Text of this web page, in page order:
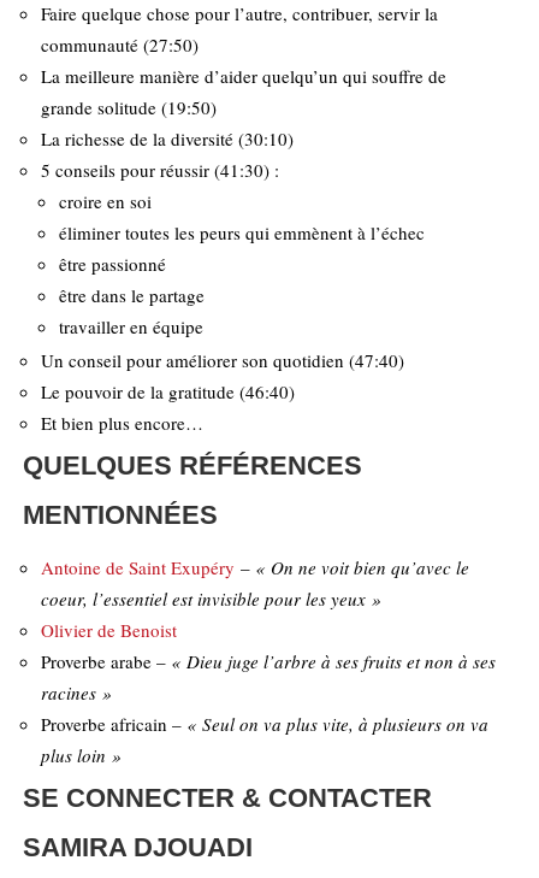
Faire quelque chose pour l’autre, contribuer, servir la
communauté (27:50)
La meilleure manière d’aider quelqu’un qui souffre de
grande solitude (19:50)
La richesse de la diversité (30:10)
5 conseils pour réussir (41:30) :
croire en soi
éliminer toutes les peurs qui emmènent à l’échec
être passionné
être dans le partage
travailler en équipe
Un conseil pour améliorer son quotidien (47:40)
Le pouvoir de la gratitude (46:40)
Et bien plus encore…
QUELQUES RÉFÉRENCES
MENTIONNÉES
Antoine de Saint Exupéry – « On ne voit bien qu’avec le
coeur, l’essentiel est invisible pour les yeux »
Olivier de Benoist
Proverbe arabe – « Dieu juge l’arbre à ses fruits et non à ses
racines »
Proverbe africain – « Seul on va plus vite, à plusieurs on va
plus loin »
SE CONNECTER & CONTACTER
SAMIRA DJOUADI